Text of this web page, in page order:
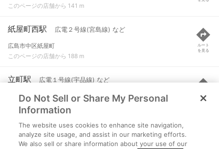
このページの店舗から 141 m
紙屋町西駅 広電２号線(宮島線) など
広島市中区紙屋町
このページの店舗から 188 m
ルート
を見る
立町駅 広電１号線(宇品線) など
広島市中区立町
このページの店舗から 271 m
ルート
を見る
本通駅 アストラムライン など
広島市中区本通６-３０
Do Not Sell or Share My Personal
Information
The website uses cookies to enhance site navigation,
analyze site usage, and assist in our marketing efforts.
We also sell or share information about your use of our